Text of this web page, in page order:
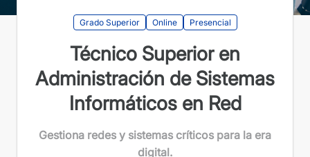
Grado Superior Online Presencial
Técnico Superior en
Administración de Sistemas
Informáticos en Red
Gestiona redes y sistemas críticos para la era
digital.